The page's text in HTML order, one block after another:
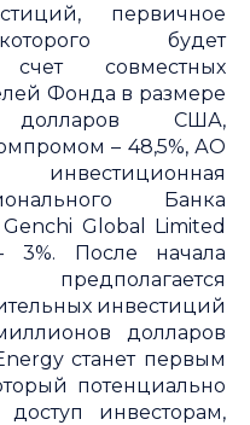
первичное
будет
совместных
Фонда в размере
США,
– 48,5%, АО
Банка
Genchi Global Limited
После начала
инвестиций
долларов
станет первым
потенциально
инвесторам,